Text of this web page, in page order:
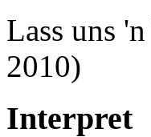
Lass uns
2010)
Interpret